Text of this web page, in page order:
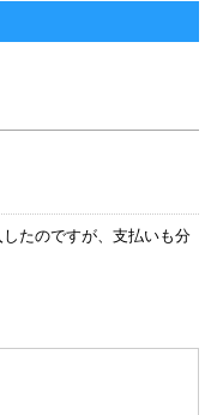
たのですが、支払いも分